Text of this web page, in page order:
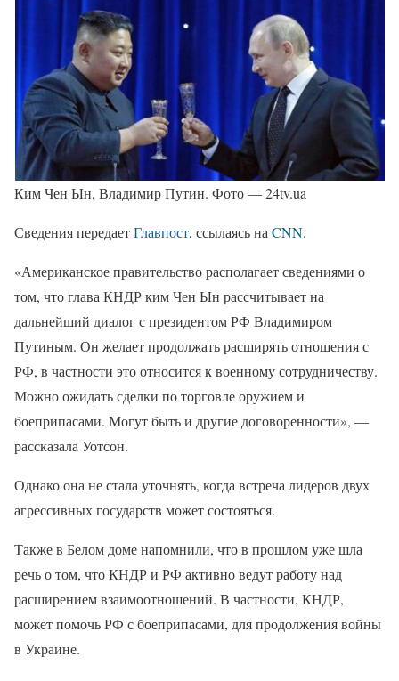
Ким Чен Ын, Владимир Путин. Фото — 24tv.ua
Сведения передаетГлавпост, ссылаясь на CNN.
«Американское правительство располагает сведениями о
том, что глава КНДР ким Чен Ын рассчитывает на
дальнейший диалог с президентом РФ Владимиром
Путиным. Он желает продолжать расширять отношения с
РФ, в частности это относится к военному сотрудничеству.
Можно ожидать сделки по торговле оружием и
боеприпасами. Могут быть и другие договоренности», —
рассказала Уотсон.
Однако она не стала уточнять, когда встреча лидеров двух
агрессивных государств может состояться.
Также в Белом доме напомнили, что в прошлом уже шла
речь о том, что КНДР и РФ активно ведут работу над
расширением взаимоотношений. В частности, КНДР,
может помочь РФ с боеприпасами, для продолжения войны
в Украине.